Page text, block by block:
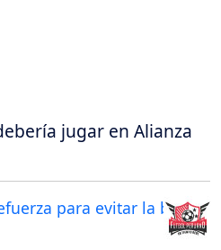
jugar en Alianza